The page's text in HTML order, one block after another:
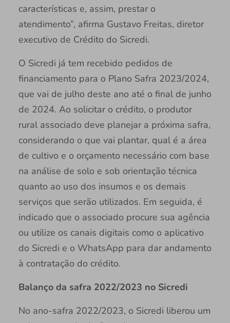
características e, assim, prestar o
atendimento”, afirma Gustavo Freitas, diretor
executivo de Crédito do Sicredi.
O Sicredi já tem recebido pedidos de
financiamento para o Plano Safra 2023/2024,
que vai de julho deste ano até o final de junho
de 2024. Ao solicitar o crédito, o produtor
rural associado deve planejar a próxima safra,
considerando o que vai plantar, qual é a área
de cultivo e o orçamento necessário com base
na análise de solo e sob orientação técnica
quanto ao uso dos insumos e os demais
serviços que serão utilizados. Em seguida, é
indicado que o associado procure sua agência
ou utilize os canais digitais como o aplicativo
do Sicredi e o WhatsApp para dar andamento
à contratação do crédito.
Balanço da safra 2022/2023 no Sicredi
No ano-safra 2022/2023, o Sicredi liberou um